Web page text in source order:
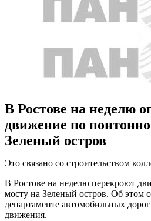
В Ростове на неделю
движение по
Зеленый остров
Это связано со строительством
В Ростове на неделю перекроют
мосту на Зеленый остров. Об этом
департаменте автомобильных
движения.